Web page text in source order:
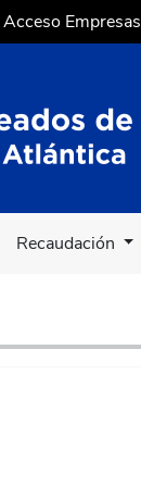
Acceso Empresas
Recaudación